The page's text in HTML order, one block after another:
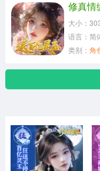
冒险解谜
体育竞技
修真情
大小：
语言：简
类别： 角